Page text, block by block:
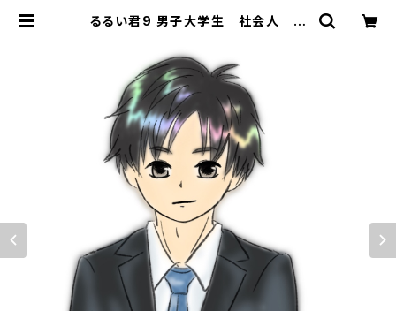
るるい君9 男子大学生 社会人 新
FOX